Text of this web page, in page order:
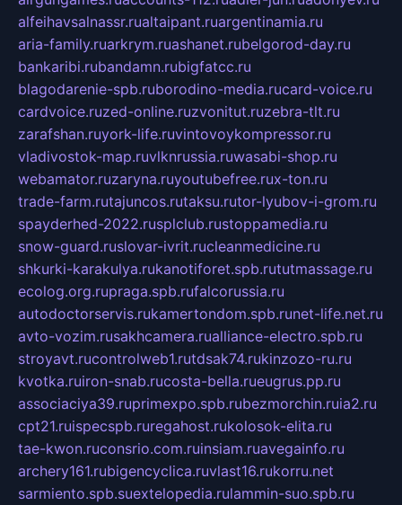
alfeihavsalnassr.rualtaipant.ruargentinamia.ru
aria-family.ruarkrym.ruashanet.rubelgorod-day.ru
bankaribi.rubandamn.rubigfatcc.ru
blagodarenie-spb.ruborodino-media.rucard-voice.ru
cardvoice.ruzed-online.ruzvonitut.ruzebra-tlt.ru
zarafshan.ruyork-life.ruvintovoykompressor.ru
vladivostok-map.ruvlknrussia.ruwasabi-shop.ru
webamator.ruzaryna.ruyoutubefree.rux-ton.ru
trade-farm.rutajuncos.rutaksu.rutor-lyubov-i-grom.ru
spayderhed-2022.rusplclub.rustoppamedia.ru
snow-guard.ruslovar-ivrit.rucleanmedicine.ru
shkurki-karakulya.rukanotiforet.spb.rututmassage.ru
ecolog.org.rupraga.spb.rufalcorussia.ru
autodoctorservis.rukamertondom.spb.runet-life.net.ru
avto-vozim.rusakhcamera.rualliance-electro.spb.ru
stroyavt.rucontrolweb1.rutdsak74.rukinzozo-ru.ru
kvotka.ruiron-snab.rucosta-bella.rueugrus.pp.ru
associaciya39.ruprimexpo.spb.rubezmorchin.ruia2.ru
cpt21.ruispecspb.ruregahost.rukolosok-elita.ru
tae-kwon.ruconsrio.com.ruinsiam.ruavegainfo.ru
archery161.rubigencyclica.ruvlast16.rukorru.net
sarmiento.spb.suextelopedia.rulammin-suo.spb.ru